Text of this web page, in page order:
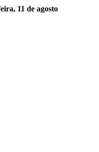
11 de agosto